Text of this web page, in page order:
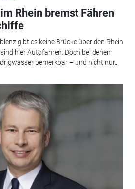
Rhein bremst Fähren
gibt es keine Brücke über den Rhein
hier Autofähren. Doch bei denen
bemerkbar – und nicht nur...